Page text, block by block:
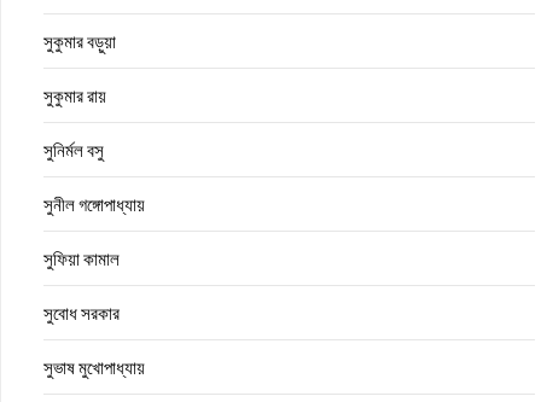
সুকুমার বড়ুয়া
সুকুমার রায়
সুনির্মল বসু
সুনীল গঙ্গোপাধ্যায়
সুফিয়া কামাল
সুবোধ সরকার
সুভাষ মুখোপাধ্যায়